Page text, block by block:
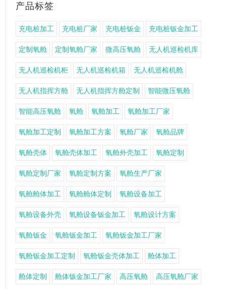
产品标签
充电桩加工 充电桩厂家 充电桩钣金 充电桩钣金加工
定制氧舱 定制氧舱厂家 微高压氧舱 无人机巡检机库
无人机巡检机柜 无人机巡检机箱 无人机巡检机舱
无人机指挥方舱 无人机指挥方舱定制 智能微压氧舱
智能高压氧舱 氧舱 氧舱加工 氧舱加工厂家
氧舱加工定制 氧舱加工方案 氧舱厂家 氧舱品牌
氧舱壳体 氧舱壳体加工 氧舱外壳加工 氧舱定制
氧舱定制厂家 氧舱定制方案 氧舱生产厂家
氧舱舱体加工 氧舱舱体定制 氧舱设备加工
氧舱设备外壳 氧舱设备钣金加工 氧舱设计方案
氧舱钣金 氧舱钣金加工 氧舱钣金加工厂家
氧舱钣金加工定制 氧舱钣金壳体加工 舱体加工
舱体定制 舱体钣金加工厂家 高压氧舱 高压氧舱厂家